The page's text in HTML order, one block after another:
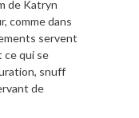
de Katryn
comme dans
servent
ce qui se
snuff
de